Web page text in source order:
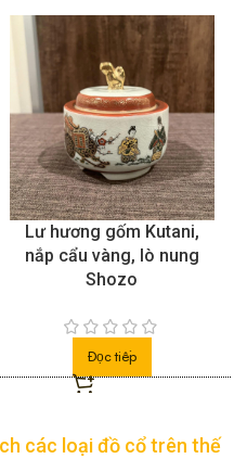
Lư hương gốm Kutani,
nắp cẩu vàng, lò nung
Shozo
Đọc tiếp
các loại đồ cổ trên thế